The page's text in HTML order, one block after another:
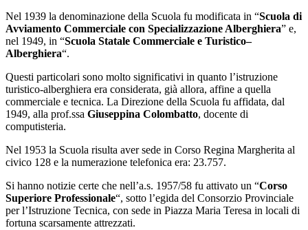
Nel 1939 la denominazione della Scuola fu modificata in “Scuola di
Avviamento Commerciale con Specializzazione Alberghiera” e,
nel 1949, in “Scuola Statale Commerciale e Turistico–
Alberghiera“.
Questi particolari sono molto significativi in quanto l’istruzione
turistico-alberghiera era considerata, già allora, affine a quella
commerciale e tecnica. La Direzione della Scuola fu affidata, dal
1949, alla prof.ssa Giuseppina Colombatto, docente di
computisteria.
Nel 1953 la Scuola risulta aver sede in Corso Regina Margherita al
civico 128 e la numerazione telefonica era: 23.757.
Si hanno notizie certe che nell’a.s. 1957/58 fu attivato un “Corso
Superiore Professionale“, sotto l’egida del Consorzio Provinciale
per l’Istruzione Tecnica, con sede in Piazza Maria Teresa in locali di
fortuna scarsamente attrezzati.